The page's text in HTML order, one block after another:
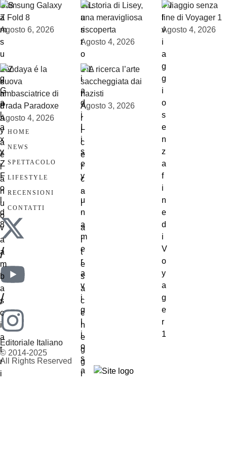
Samsung Galaxy
Z Fold 8
Agosto 6, 2026
La storia di Lisey,
una meravigliosa
riscoperta
Agosto 4, 2026
Il viaggio senza
fine di Voyager 1
Agosto 4, 2026
Zendaya é la
nuova
ambasciatrice di
Prada Paradoxe
Agosto 4, 2026
L’IA ricerca l’arte
saccheggiata dai
nazisti
Agosto 3, 2026
HOME
NEWS
SPETTACOLO
LIFESTYLE
RECENSIONI
CONTATTI
/
/
Editoriale Italiano
© 2014-2025
All Rights Reserved